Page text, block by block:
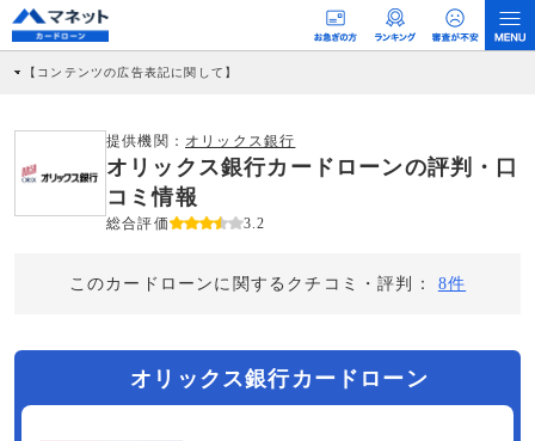
【コンテンツの広告表記に関して】
社に対して企業から紹介報酬が支払われるという収益モデルです。 ただし、特定の
商品を根拠なくPRするものではなく、当編集部の調査／ユーザーへの口コミ収集な
どに基づき、公平性を担保した情報提供を行っています。
>提携企業一覧
提供機関： オリックス銀行
オリックス銀行カードローンの評判・口
コミ情報
総合評価 3.2
このカードローンに関するクチコミ・評判： 8件
オリックス銀行カードローン